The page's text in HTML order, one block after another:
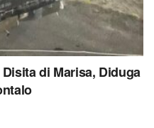
di Marisa, Diduga